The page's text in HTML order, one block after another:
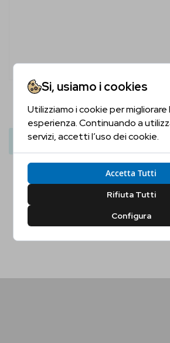
28,50 € 33,50
Aggiungi Al Carrello
Si, usiamo i cookies
Utilizziamo i cookie per migliorare
esperienza. Continuando a
servizi, accetti l’uso dei cookie.
Accetta Tutti
Rifiuta Tutti
Configura
Sei
Sì, Confermo No,